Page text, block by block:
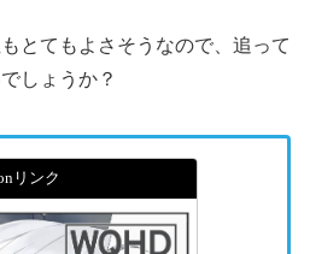
とてもよさそうなので、追って
しょうか？
リンク